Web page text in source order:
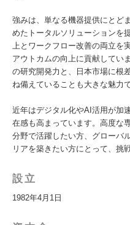
強みは、単なる機器提供にとど
めたトータルソリューションを
上とワークフロー改善の両立を
アウトカムの向上に貢献してい
の研究開発力と、日本市場に根
ね備えていることも大きな魅力で
近年はデジタル化やAI活用が加
在感も高まっています。高度な
分野で活躍したい方、グローバ
リアを築きたい方にとって、挑
設立
1982年4月1日